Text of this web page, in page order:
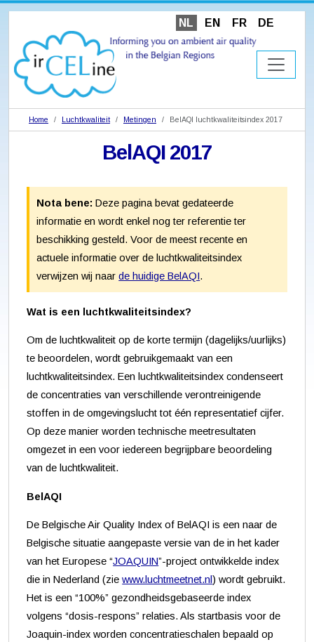
NL EN FR DE
Home Luchtkwaliteit Metingen BelAQI luchtkwaliteitsindex 2017
BelAQI 2017
Nota bene: Deze pagina bevat gedateerde
informatie en wordt enkel nog ter referentie ter
beschikking gesteld. Voor de meest recente en
actuele informatie over de luchtkwaliteitsindex
verwijzen wij naarde huidige BelAQI.
Wat is een luchtkwaliteitsindex?
Om de luchtkwaliteit op de korte termijn (dagelijks/uurlijks)
te beoordelen, wordt gebruikgemaakt van een
luchtkwaliteitsindex. Een luchtkwaliteitsindex condenseert
de concentraties van verschillende verontreinigende
stoffen in de omgevingslucht tot één representatief cijfer.
Op deze manier worden technische meetresultaten
omgezet in een voor iedereen begrijpbare beoordeling
van de luchtkwaliteit.
BelAQI
De Belgische Air Quality Index of BelAQI is een naar de
Belgische situatie aangepaste versie van de in het kader
van het Europese “JOAQUIN”-project ontwikkelde index
die in Nederland (ziewww.luchtmeetnet.nl) wordt gebruikt.
Het is een “100%” gezondheidsgebaseerde index
volgens “dosis-respons” relaties. Als startbasis voor de
Joaquin-index worden concentratieschalen bepaald op